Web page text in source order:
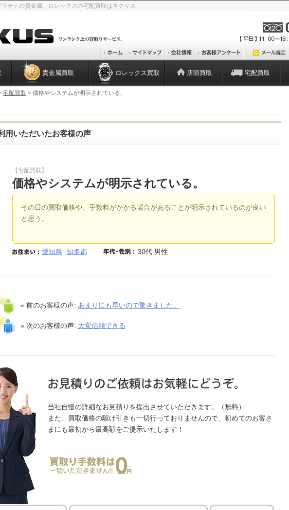
チナの貴金属、ロレックスの宅配買取はネクサス
貴金属買取 ロレックス買取 店頭買取 宅配買取
宅配買取 > 価格やシステムが明示されている。
用いただいたお客様の声
【宅配買取】
価格やシステムが明示されている。
その日の買取価格や、手数料がかかる場合があることが明示されているのが良い
と思う。
愛知県 知多郡 30代 男性
« 前のお客様の声: あまりにも早いので驚きました。
» 次のお客様の声: 大変信頼できる
当社自慢の詳細なお見積りを提出させていただきます。（無料）
また、買取価格の駆け引きも一切行っておりませんので、初めてのお客さ
まにも最初から最高額をご提示いたします！